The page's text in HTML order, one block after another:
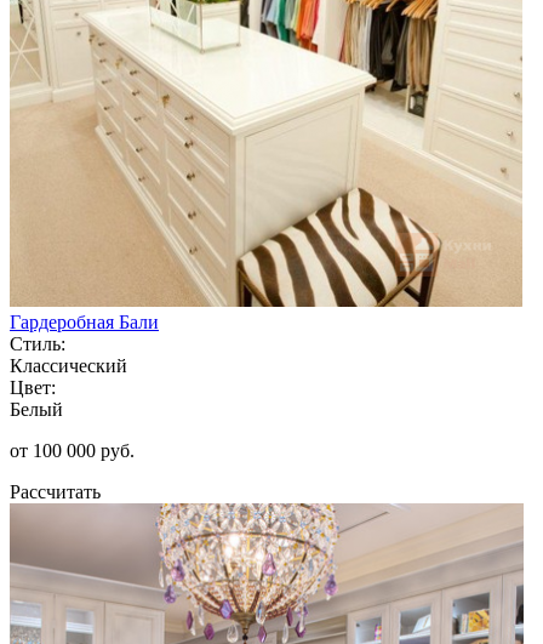
Гардеробная Бали
Стиль:
Классический
Цвет:
Белый
от 100 000 руб.
Рассчитать